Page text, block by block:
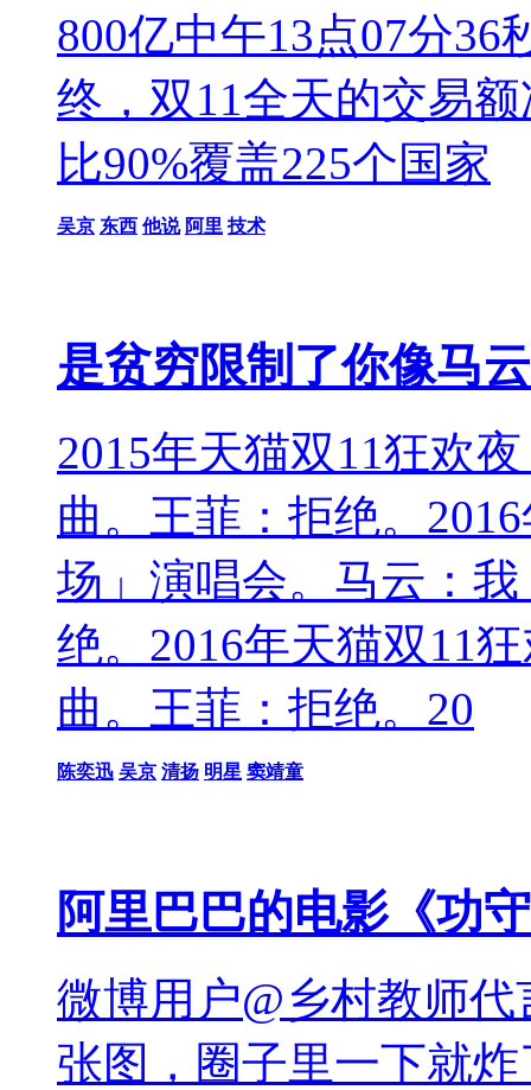
800亿中午13点07分36
终，双11全天的交易
比90%覆盖225个国家
吴京 东西 他说 阿里 技术
是贫穷限制了你像马
2015年天猫双11狂欢
曲。王菲：拒绝。
场」演唱会。马云：
绝。2016年天猫双11
曲。王菲：拒绝。20
陈奕迅 吴京 清扬 明星 窦靖童
阿里巴巴的电影《功
微博用户@乡村教师
张图，圈子里一下就